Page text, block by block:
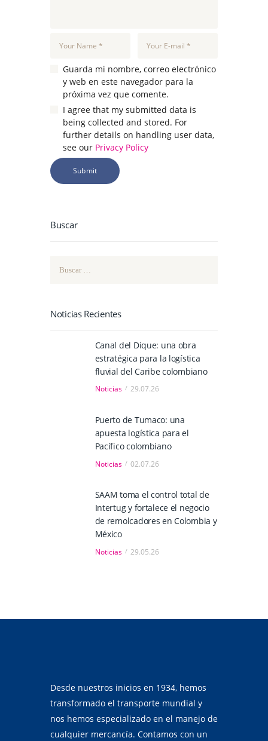
Guarda mi nombre, correo electrónico
y web en este navegador para la
próxima vez que comente.
I agree that my submitted data is
being collected and stored. For
further details on handling user data,
see our Privacy Policy
Buscar
Noticias Recientes
Canal del Dique: una obra
estratégica para la logística
fluvial del Caribe colombiano
Noticias 29.07.26
Puerto de Tumaco: una
apuesta logística para el
Pacífico colombiano
Noticias 02.07.26
SAAM toma el control total de
Intertug y fortalece el negocio
de remolcadores en Colombia y
México
Noticias 29.05.26
Desde nuestros inicios en 1934, hemos
transformado el transporte mundial y
nos hemos especializado en el manejo de
cualquier mercancía. Contamos con un